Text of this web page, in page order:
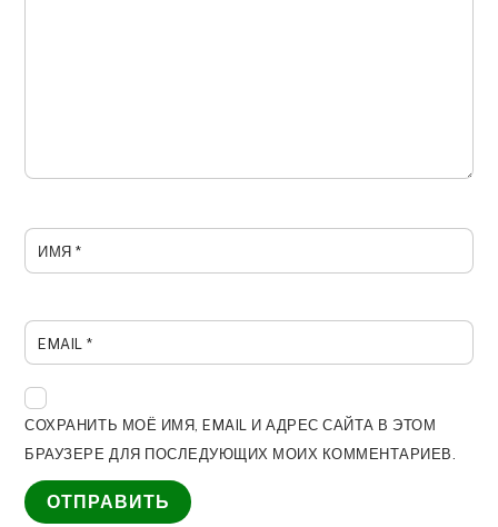
ИМЯ*
EMAIL*
СОХРАНИТЬ МОЁ ИМЯ, EMAIL И АДРЕС САЙТА В ЭТОМ
БРАУЗЕРЕ ДЛЯ ПОСЛЕДУЮЩИХ МОИХ КОММЕНТАРИЕВ.